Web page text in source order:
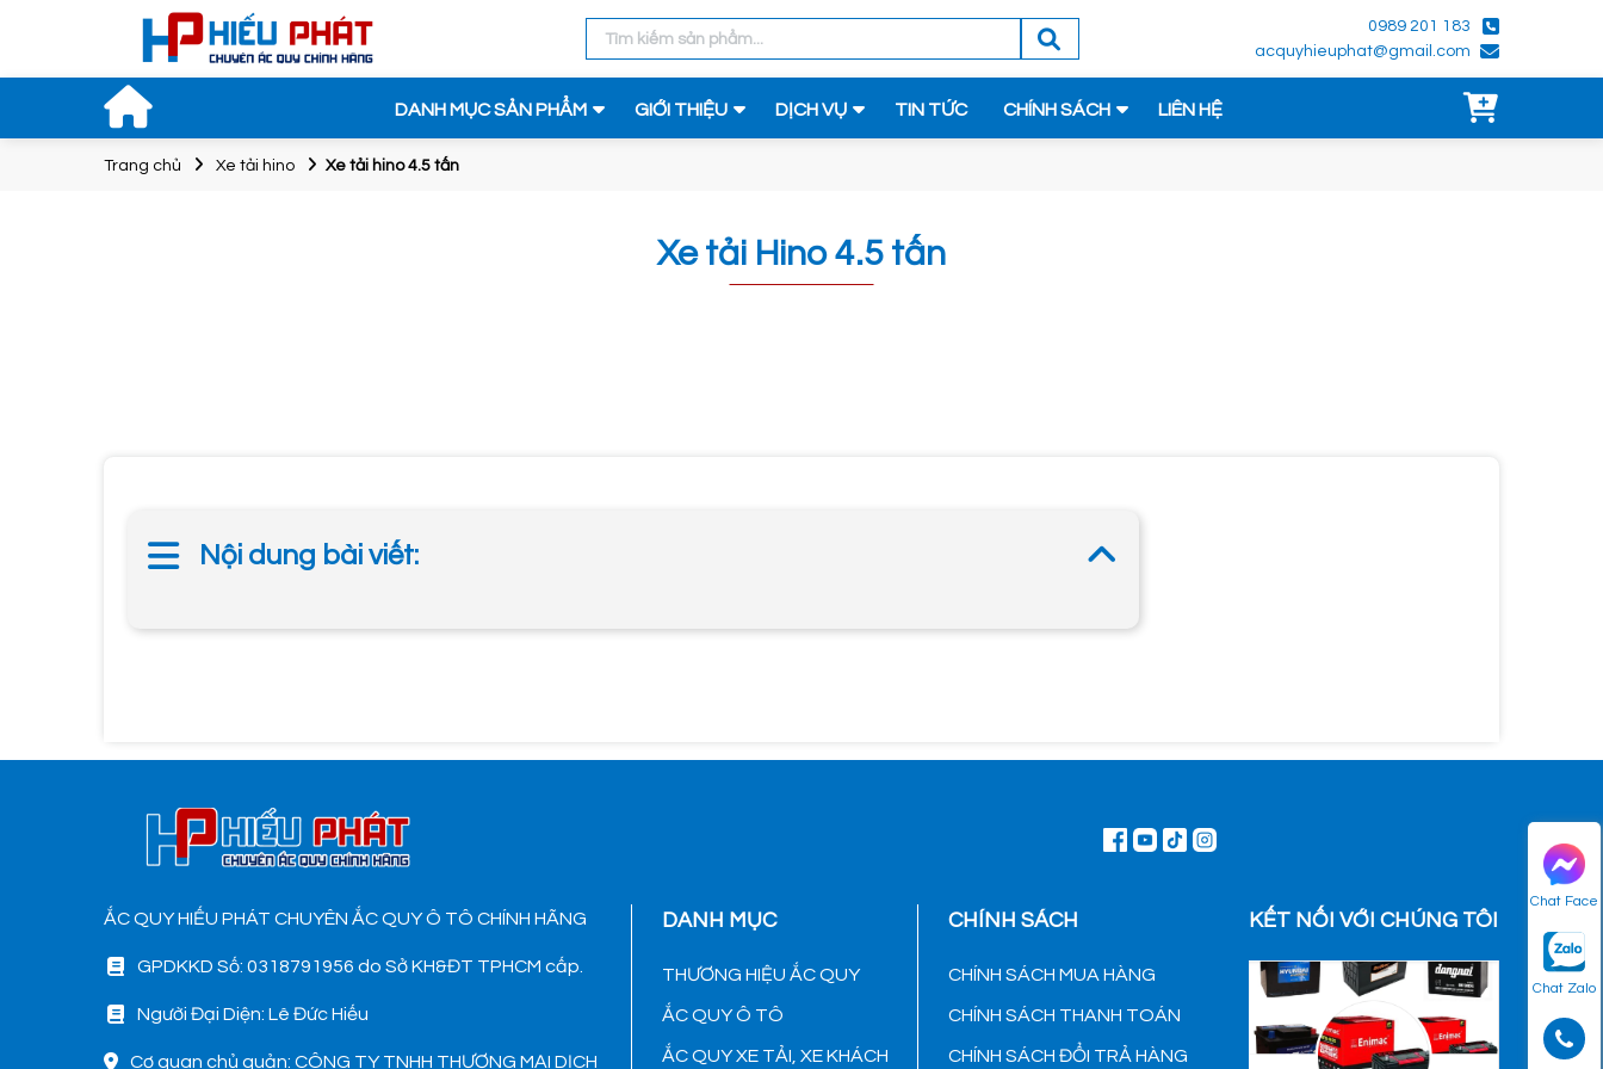
0989 201 183
acquyhieuphat@gmail.com
DANH MỤC SẢN PHẨM GIỚI THIỆU DỊCH VỤ TIN TỨC CHÍNH SÁCH LIÊN HỆ
Chat Face
Chat Zalo
Trang chủ Xe tải hino Xe tải hino 4.5 tấn
Xe tải Hino 4.5 tấn
Nội dung bài viết:
ẮC QUY HIẾU PHÁT CHUYÊN ẮC QUY Ô TÔ CHÍNH HÃNG
GPDKKD Số: 0318791956 do Sở KH&ĐT TPHCM cấp.
Người Đại Diện: Lê Đức Hiếu
Cơ quan chủ quản: CÔNG TY TNHH THƯƠNG MẠI DỊCH
DANH MỤC
THƯƠNG HIỆU ẮC QUY
ẮC QUY Ô TÔ
ẮC QUY XE TẢI, XE KHÁCH
CHÍNH SÁCH
CHÍNH SÁCH MUA HÀNG
CHÍNH SÁCH THANH TOÁN
CHÍNH SÁCH ĐỔI TRẢ HÀNG
KẾT NỐI VỚI CHÚNG TÔI